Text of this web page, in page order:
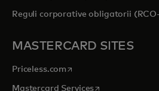
Reguli corporative obligatorii
MASTERCARD SITES
Priceless.com opens in a new tab
Mastercard Servicesopens in a new